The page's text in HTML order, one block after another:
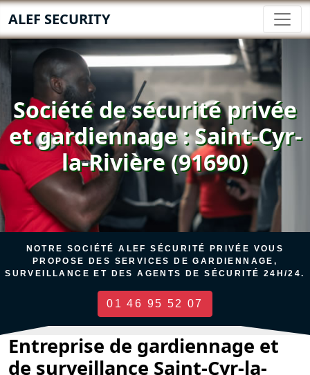
ALEF SECURITY
Société de sécurité privée
et gardiennage : Saint-Cyr-
la-Rivière (91690)
NOTRE SOCIÉTÉ ALEF SÉCURITÉ PRIVÉE VOUS
PROPOSE DES SERVICES DE GARDIENNAGE,
SURVEILLANCE ET DES AGENTS DE SÉCURITÉ 24H/24.
01 46 95 52 07
Entreprise de gardiennage et
de surveillance Saint-Cyr-la-